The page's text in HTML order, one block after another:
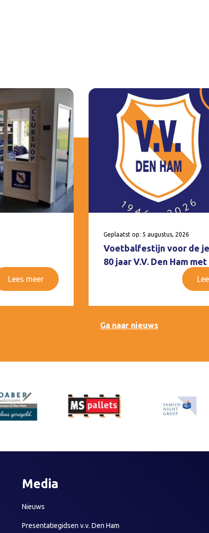
Lees meer
Geplaatst op: 5 augustus, 2026
Voetbalfestijn voor de
80 jaar V.V. Den Ham
Ga naar nieuws
Media
Nieuws
Presentatiegidsen v.v. Den Ham